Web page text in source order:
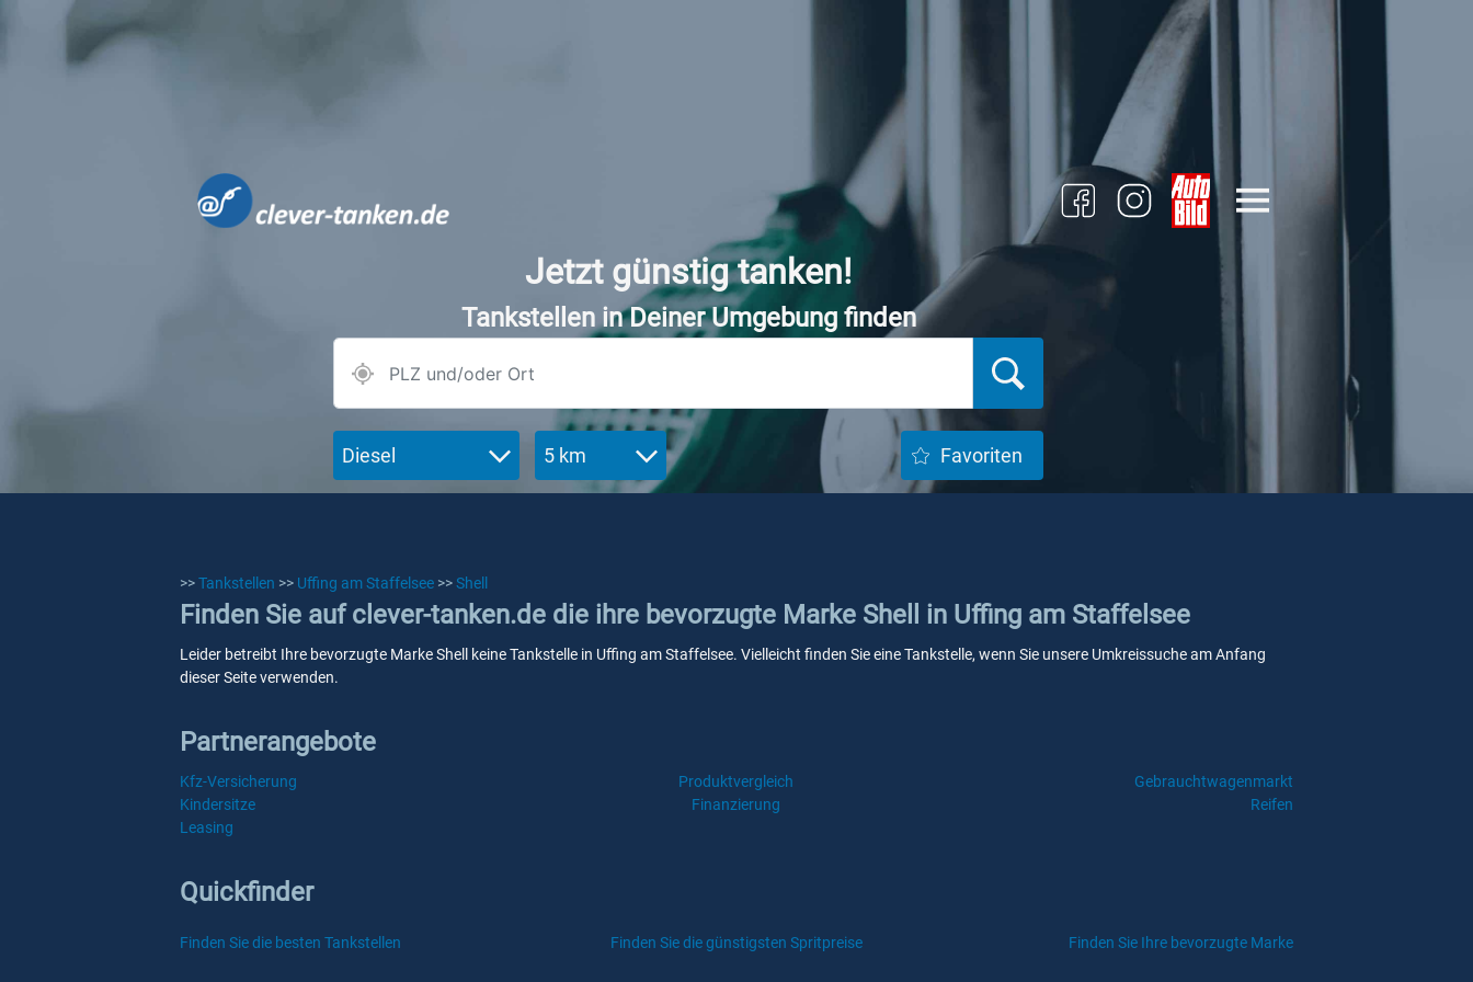
Jetzt günstig tanken!
Tankstellen in Deiner Umgebung finden
Diesel 5 km Favoriten
>>Tankstellen >> Uffing am Staffelsee >>Shell
Finden Sie auf clever-tanken.de die ihre bevorzugte Marke Shell in Uffing am Staffelsee
Leider betreibt Ihre bevorzugte Marke Shell keine Tankstelle in Uffing am Staffelsee. Vielleicht finden Sie eine Tankstelle, wenn Sie unsere Umkreissuche am Anfang
dieser Seite verwenden.
Partnerangebote
Kfz-Versicherung Produktvergleich
Gebrauchtwagenmarkt
Kindersitze
Finanzierung
Reifen
Leasing
Quickfinder
Finden Sie die besten Tankstellen Finden Sie die günstigsten Spritpreise Finden Sie Ihre bevorzugte Marke